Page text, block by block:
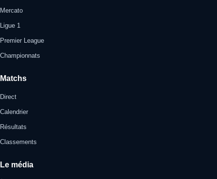
Mercato
Ligue 1
Premier League
Championnats
Matchs
Direct
Calendrier
Résultats
Classements
Le média